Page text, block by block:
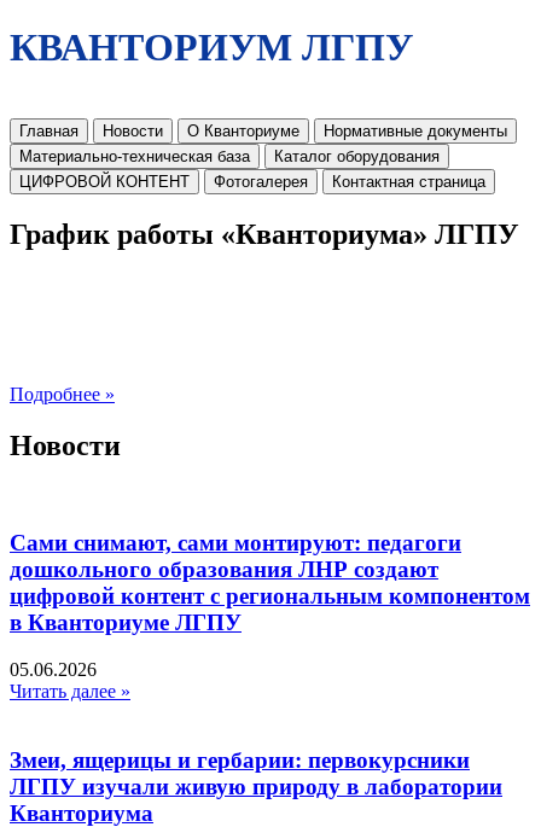
КВАНТОРИУМ ЛГПУ
Главная Новости О Кванториуме
Нормативные документы
Материально-техническая база
Каталог оборудования
ЦИФРОВОЙ КОНТЕНТ
Фотогалерея Контактная страница
График работы «Кванториума» ЛГПУ
Подробнее »
Новости
Сами снимают, сами монтируют: педагоги
дошкольного образования ЛНР создают
цифровой контент с региональным компонентом
в Кванториуме ЛГПУ​
05.06.2026
Читать далее »
Змеи, ящерицы и гербарии: первокурсники
ЛГПУ изучали живую природу в лаборатории
Кванториума